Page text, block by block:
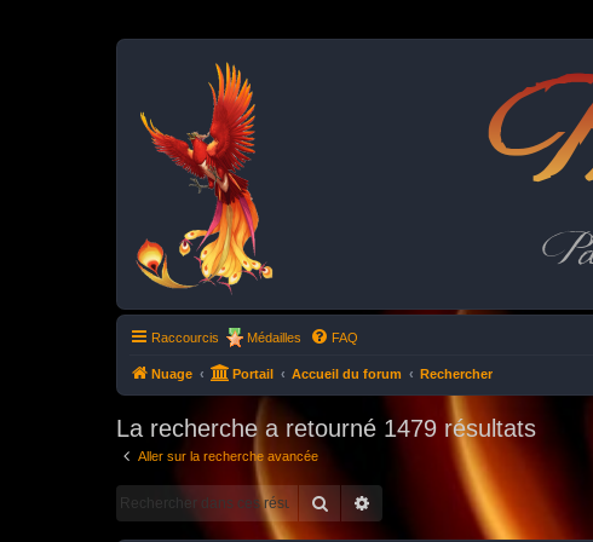
Raccourcis Médailles FAQ
Nuage Portail Accueil du forum Rechercher
La recherche a retourné 1479 résultats
Aller sur la recherche avancée
RechercherRecherche avancée